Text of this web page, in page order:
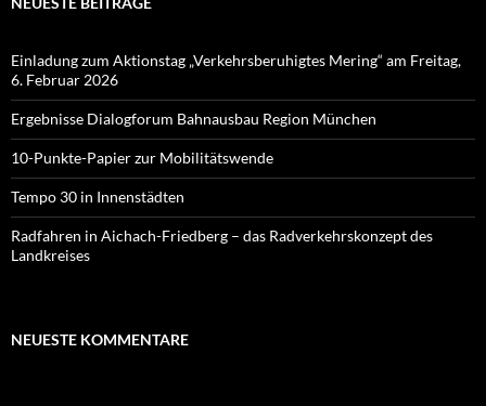
Einladung zum Aktionstag „Verkehrsberuhigtes Mering“ am Freitag,
6. Februar 2026
Ergebnisse Dialogforum Bahnausbau Region München
10-Punkte-Papier zur Mobilitätswende
Tempo 30 in Innenstädten
Radfahren in Aichach-Friedberg – das Radverkehrskonzept des
Landkreises
NEUESTE KOMMENTARE